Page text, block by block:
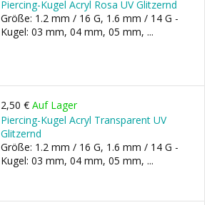
Piercing-Kugel Acryl Rosa UV Glitzernd
Größe: 1.2 mm / 16 G, 1.6 mm / 14 G -
Kugel: 03 mm, 04 mm, 05 mm, ...
2,50 € Auf Lager
Piercing-Kugel Acryl Transparent UV
Glitzernd
Größe: 1.2 mm / 16 G, 1.6 mm / 14 G -
Kugel: 03 mm, 04 mm, 05 mm, ...